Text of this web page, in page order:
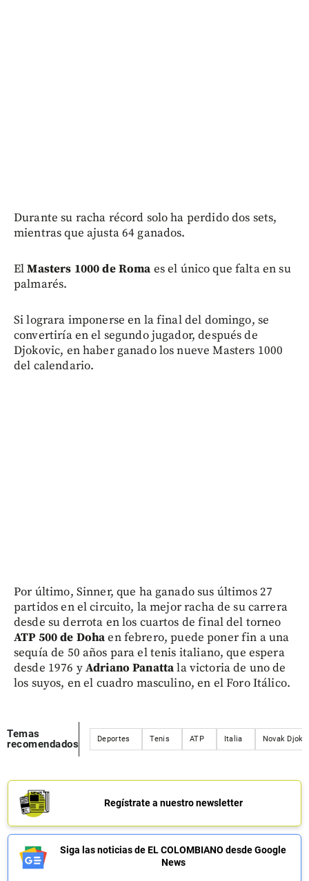
Durante su racha récord solo ha perdido dos sets,
mientras que ajusta 64 ganados.
ElMasters 1000 de Roma es el único que falta en su
palmarés.
Si lograra imponerse en la final del domingo, se
convertiría en el segundo jugador, después de
Djokovic, en haber ganado los nueve Masters 1000
del calendario.
Por último, Sinner, que ha ganado sus últimos 27
partidos en el circuito, la mejor racha de su carrera
desde su derrota en los cuartos de final del torneo
ATP 500 de Dohaen febrero, puede poner fin a una
sequía de 50 años para el tenis italiano, que espera
desde 1976 yAdriano Panattala victoria de uno de
los suyos, en el cuadro masculino, en el Foro Itálico.
Temas
recomendados
Deportes Tenis ATP Italia Novak
Regístrate a nuestro newsletter
Siga las noticias de EL COLOMBIANO desde Google
News